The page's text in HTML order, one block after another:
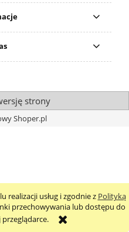
realizacji usług i zgodnie z Polityką
przechowywania lub dostępu do
strony
Shoper.pl